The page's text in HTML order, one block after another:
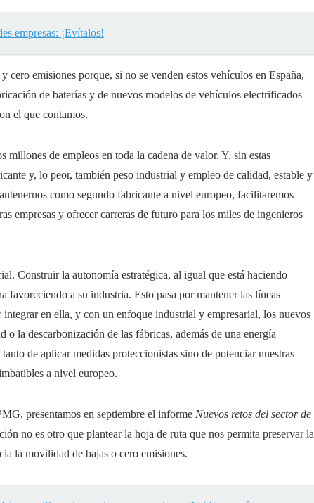
empresas: ¡Evítalos!
cero emisiones porque, si no se venden estos vehículos en España,
de baterías y de nuevos modelos de vehículos electrificados
el que contamos.
de empleos en toda la cadena de valor. Y, sin estas
y, lo peor, también peso industrial y empleo de calidad, estable y
como segundo fabricante a nivel europeo, facilitaremos
empresas y ofrecer carreras de futuro para los miles de ingenieros
Construir la autonomía estratégica, al igual que está haciendo
a su industria. Esto pasa por mantener las líneas
en ella, y con un enfoque industrial y empresarial, los nuevos
la descarbonización de las fábricas, además de una energía
de aplicar medidas proteccionistas sino de potenciar nuestras
a nivel europeo.
presentamos en septiembre el informe Nuevos retos del sector de
no es otro que plantear la hoja de ruta que nos permita preservar la
la movilidad de bajas o cero emisiones.